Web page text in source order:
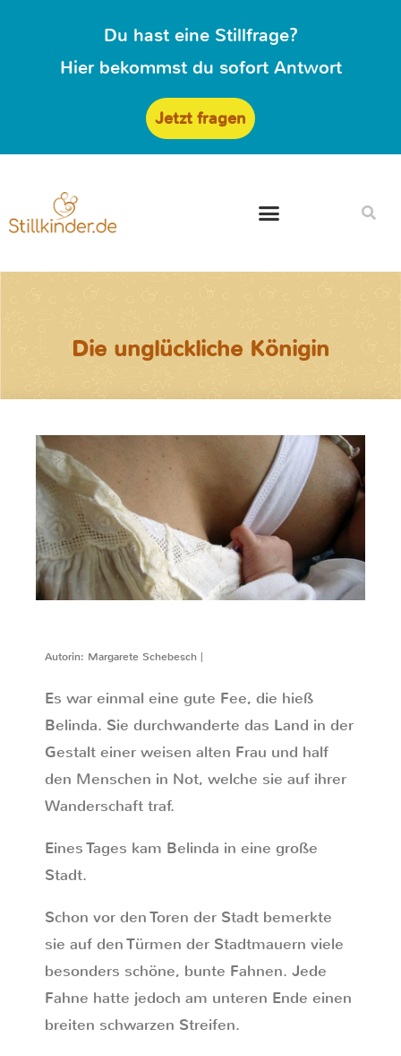
Du hast eine Stillfrage?
Hier bekommst du sofort Antwort
Jetzt fragen
Die unglückliche Königin
Autorin: Margarete Schebesch |
Es war einmal eine gute Fee, die hieß
Belinda. Sie durchwanderte das Land in der
Gestalt einer weisen alten Frau und half
den Menschen in Not, welche sie auf ihrer
Wanderschaft traf.
Eines Tages kam Belinda in eine große
Stadt.
Schon vor den Toren der Stadt bemerkte
sie auf den Türmen der Stadtmauern viele
besonders schöne, bunte Fahnen. Jede
Fahne hatte jedoch am unteren Ende einen
breiten schwarzen Streifen.